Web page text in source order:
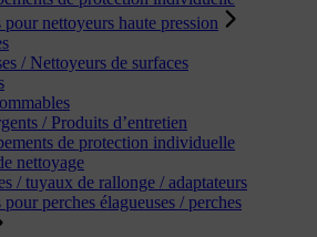
pour nettoyeurs haute pression
/ Nettoyeurs de surfaces
/ Produits d’entretien
de protection individuelle
nettoyage
/ tuyaux de rallonge / adaptateurs
pour perches élagueuses / perches